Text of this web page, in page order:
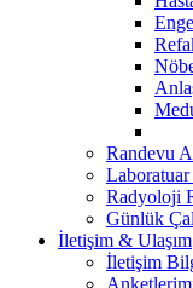
Randevu
Laboratuar
Radyoloji
Günlük
İletişim & Ulaşım
İletişim